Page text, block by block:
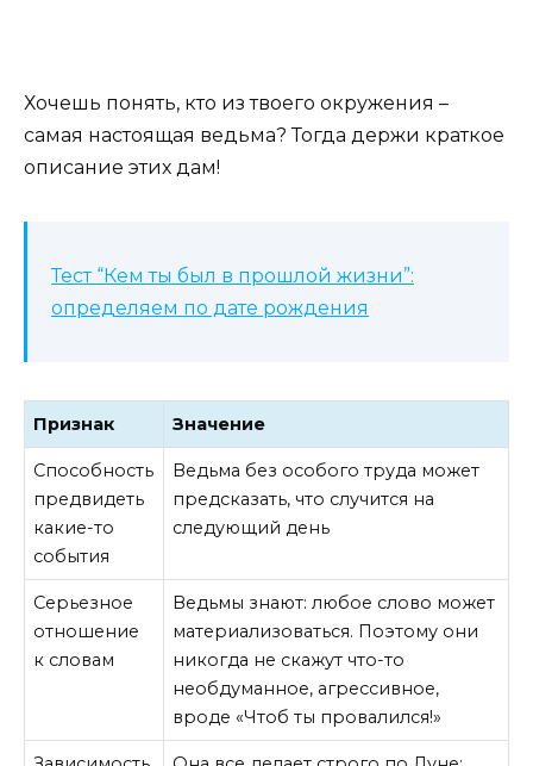
Хочешь понять, кто из твоего окружения –
самая настоящая ведьма? Тогда держи краткое
описание этих дам!
Тест “Кем ты был в прошлой жизни”:
определяем по дате рождения
Признак Значение
Способность
предвидеть
какие-то
события
Ведьма без особого труда может
предсказать, что случится на
следующий день
Серьезное
отношение
к словам
Ведьмы знают: любое слово может
материализоваться. Поэтому они
никогда не скажут что-то
необдуманное, агрессивное,
вроде «Чтоб ты провалился!»